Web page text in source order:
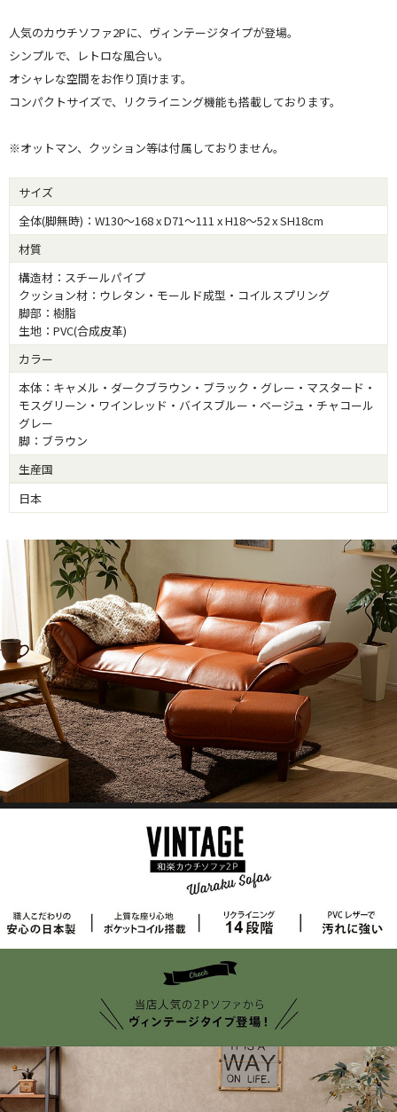
人気のカウチソファ2Pに、ヴィンテージタイプが登場。
シンプルで、レトロな風合い。
オシャレな空間をお作り頂けます。
コンパクトサイズで、リクライニング機能も搭載しております。
※オットマン、クッション等は付属しておりません。
サイズ
全体(脚無時)：W130～168 x D71～111 x H18～52 x SH18cm
材質
構造材：スチールパイプ
クッション材：ウレタン・モールド成型・コイルスプリング
脚部：樹脂
生地：PVC(合成皮革)
カラー
本体：キャメル・ダークブラウン・ブラック・グレー・マスタード・
モスグリーン・ワインレッド・バイスブルー・ベージュ・チャコール
グレー
脚：ブラウン
生産国
日本